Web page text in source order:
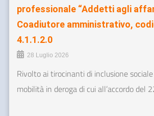
professionale “Addetti agli
Coadiutore amministrativo,
4.1.1.2.0
28 Luglio 2026
Rivolto ai tirocinanti di inclusione
mobilità in deroga di cui all’accordo del